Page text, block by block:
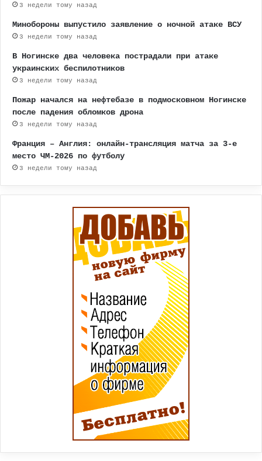
3 недели тому назад
Минобороны выпустило заявление о ночной атаке ВСУ
3 недели тому назад
В Ногинске два человека пострадали при атаке
украинских беспилотников
3 недели тому назад
Пожар начался на нефтебазе в подмосковном Ногинске
после падения обломков дрона
3 недели тому назад
Франция – Англия: онлайн-трансляция матча за 3-е
место ЧМ-2026 по футболу
3 недели тому назад